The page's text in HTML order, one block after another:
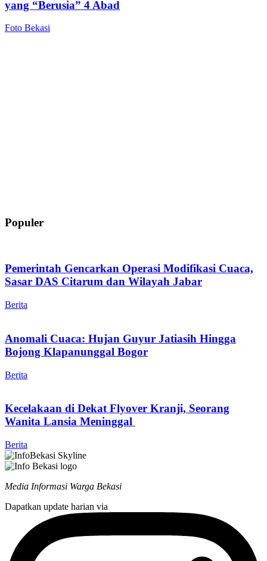
yang “Berusia” 4 Abad
Foto Bekasi
Populer
Pemerintah Gencarkan Operasi Modifikasi Cuaca,
Sasar DAS Citarum dan Wilayah Jabar
Berita
Anomali Cuaca: Hujan Guyur Jatiasih Hingga
Bojong Klapanunggal Bogor
Berita
Kecelakaan di Dekat Flyover Kranji, Seorang
Wanita Lansia Meninggal
Berita
Media Informasi Warga Bekasi
Dapatkan update harian via